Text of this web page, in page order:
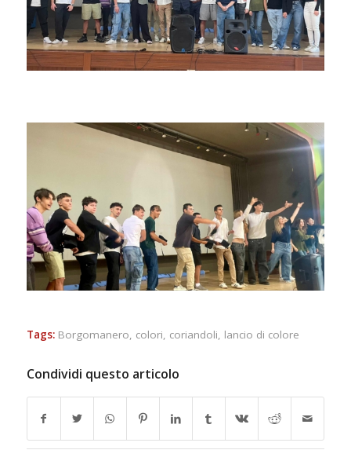
Tags: Borgomanero, colori, coriandoli, lancio di colore
Condividi questo articolo